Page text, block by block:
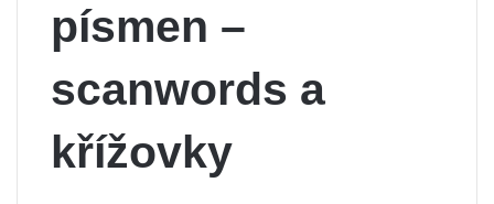
písmen –
scanwords a
křížovky